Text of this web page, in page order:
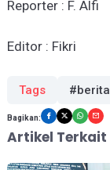
Reporter : F. Alfi
Editor : Fikri
Tags #berita
Bagikan:
Artikel Terkait